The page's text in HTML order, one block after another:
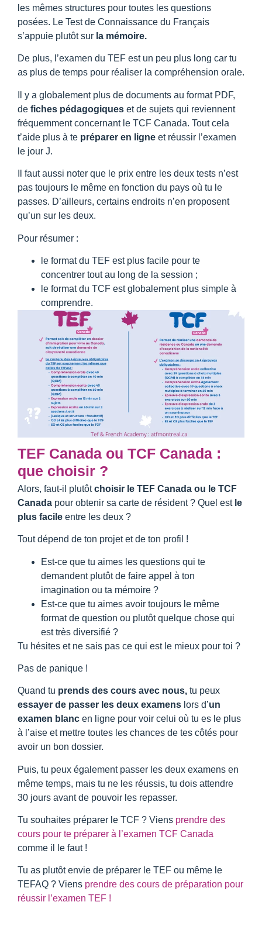
les mêmes structures pour toutes les questions
posées. Le Test de Connaissance du Français
s’appuie plutôt sur la mémoire.
De plus, l’examen du TEF est un peu plus long car tu
as plus de temps pour réaliser la compréhension orale.
Il y a globalement plus de documents au format PDF,
de fiches pédagogiques et de sujets qui reviennent
fréquemment concernant le TCF Canada. Tout cela
t’aide plus à te préparer en ligne et réussir l’examen
le jour J.
Il faut aussi noter que le prix entre les deux tests n’est
pas toujours le même en fonction du pays où tu le
passes. D’ailleurs, certains endroits n’en proposent
qu’un sur les deux.
Pour résumer :
le format du TEF est plus facile pour te
concentrer tout au long de la session ;
le format du TCF est globalement plus simple à
comprendre.
TEF Canada ou TCF Canada :
que choisir ?
Alors, faut-il plutôtchoisir le TEF Canada ou le TCF
Canada pour obtenir sa carte de résident ? Quel est le
plus facile entre les deux ?
Tout dépend de ton projet et de ton profil !
Est-ce que tu aimes les questions qui te
demandent plutôt de faire appel à ton
imagination ou ta mémoire ?
Est-ce que tu aimes avoir toujours le même
format de question ou plutôt quelque chose qui
est très diversifié ?
Tu hésites et ne sais pas ce qui est le mieux pour toi ?
Pas de panique !
Quand tu prends des cours avec nous, tu peux
essayer de passer les deux examens lors d’un
examen blanc en ligne pour voir celui où tu es le plus
à l’aise et mettre toutes les chances de tes côtés pour
avoir un bon dossier.
Puis, tu peux également passer les deux examens en
même temps, mais tu ne les réussis, tu dois attendre
30 jours avant de pouvoir les repasser.
Tu souhaites préparer le TCF ? Viens prendre des
cours pour te préparer à l’examen TCF Canada
comme il le faut !
Tu as plutôt envie de préparer le TEF ou même le
TEFAQ ? Viens prendre des cours de préparation pour
réussir l’examen TEF !